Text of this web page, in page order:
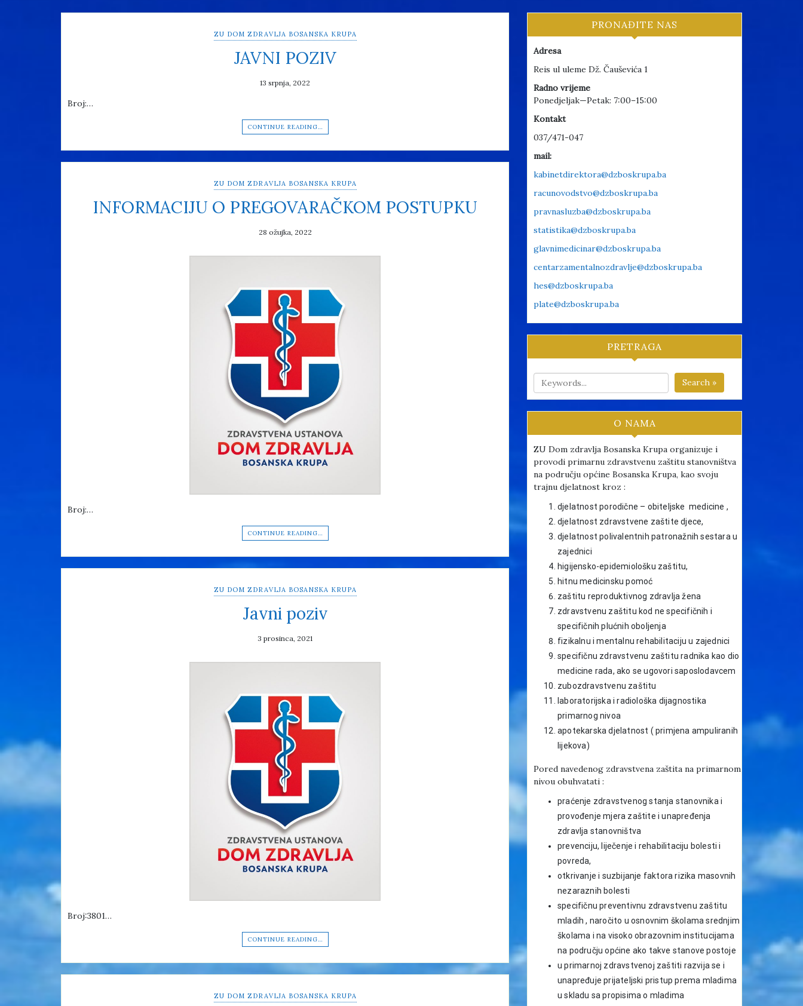
ZU DOM ZDRAVLJA BOSANSKA KRUPA
JAVNI POZIV
13 srpnja, 2022
Broj:…
CONTINUE READING…
ZU DOM ZDRAVLJA BOSANSKA KRUPA
INFORMACIJU O PREGOVARAČKOM POSTUPKU
28 ožujka, 2022
Broj:…
CONTINUE READING…
ZU DOM ZDRAVLJA BOSANSKA KRUPA
Javni poziv
3 prosinca, 2021
Broj:3801…
CONTINUE READING…
ZU DOM ZDRAVLJA BOSANSKA KRUPA
PRONAĐITE NAS
Adresa
Reis ul uleme Dž. Čauševića 1
Radno vrijeme
Ponedjeljak—Petak: 7:00–15:00
Kontakt
037/471-047
mail:
kabinetdirektora@dzboskrupa.ba
racunovodstvo@dzboskrupa.ba
pravnasluzba@dzboskrupa.ba
statistika@dzboskrupa.ba
glavnimedicinar@dzboskrupa.ba
centarzamentalnozdravlje@dzboskrupa.ba
hes@dzboskrupa.ba
plate@dzboskrupa.ba
PRETRAGA
Search »
O NAMA
ZU Dom zdravlja Bosanska Krupa organizuje i
provodi primarnu zdravstvenu zaštitu stanovništva
na području općine Bosanska Krupa, kao svoju
trajnu djelatnost kroz :
djelatnost porodične – obiteljske medicine ,
djelatnost zdravstvene zaštite djece,
djelatnost polivalentnih patronažnih sestara u
zajednici
higijensko-epidemiološku zaštitu,
hitnu medicinsku pomoć
zaštitu reproduktivnog zdravlja žena
zdravstvenu zaštitu kod ne specifičnih i
specifičnih plućnih oboljenja
fizikalnu i mentalnu rehabilitaciju u zajednici
specifičnu zdravstvenu zaštitu radnika kao dio
medicine rada, ako se ugovori saposlodavcem
zubozdravstvenu zaštitu
laboratorijska i radiološka dijagnostika
primarnog nivoa
apotekarska djelatnost ( primjena ampuliranih
lijekova)
Pored navedenog zdravstvena zaštita na primarnom
nivou obuhvatati :
praćenje zdravstvenog stanja stanovnika i
provođenje mjera zaštite i unapređenja
zdravlja stanovništva
prevenciju, liječenje i rehabilitaciju bolesti i
povreda,
otkrivanje i suzbijanje faktora rizika masovnih
nezaraznih bolesti
specifičnu preventivnu zdravstvenu zaštitu
mladih , naročito u osnovnim školama srednjim
školama i na visoko obrazovnim institucijama
na području općine ako takve stanove postoje
u primarnoj zdravstvenoj zaštiti razvija se i
unapređuje prijateljski pristup prema mladima
u skladu sa propisima o mladima